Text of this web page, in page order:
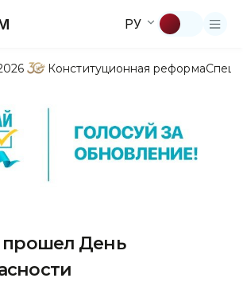
РУ
Конституционная реформа
прошел День